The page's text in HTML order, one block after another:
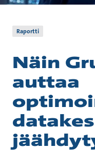
Raportti
Näin
auttaa